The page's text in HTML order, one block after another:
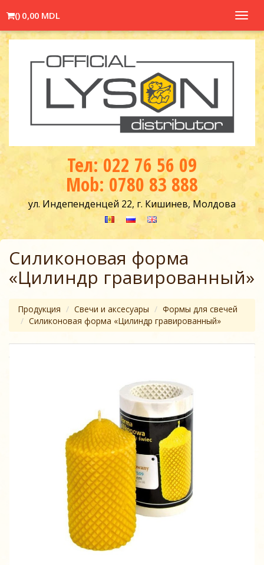
() 0,00 MDL
Тел: 022 76 56 09
Mob: 0780 83 888
ул. Индепенденцей 22, г. Кишинев, Молдова
Силиконовая форма
«Цилиндр гравированный»
Продукция Свечи и аксесуары
Формы для свечей
Силиконовая форма «Цилиндр гравированный»